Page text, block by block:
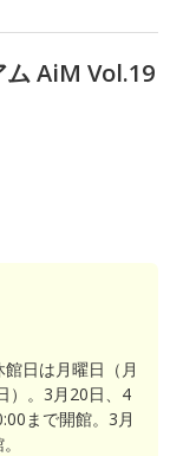
ム AiM Vol.19
日は月曜日（月
）。3月20日、4
まで開館。3月